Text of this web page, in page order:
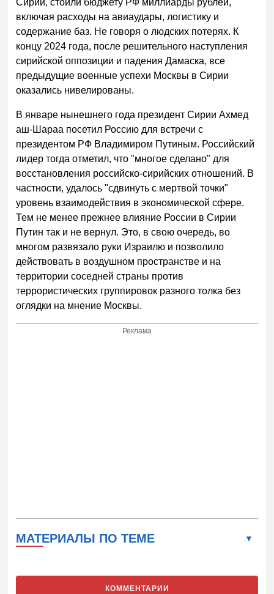
Сирии, стоили бюджету РФ миллиарды рублей,
включая расходы на авиаудары, логистику и
содержание баз. Не говоря о людских потерях. К
концу 2024 года, после решительного наступления
сирийской оппозиции и падения Дамаска, все
предыдущие военные успехи Москвы в Сирии
оказались нивелированы.
В январе нынешнего года президент Сирии Ахмед
аш-Шараа посетил Россию для встречи с
президентом РФ Владимиром Путиным. Российский
лидер тогда отметил, что "многое сделано" для
восстановления российско-сирийских отношений. В
частности, удалось "сдвинуть с мертвой точки"
уровень взаимодействия в экономической сфере.
Тем не менее прежнее влияние России в Сирии
Путин так и не вернул. Это, в свою очередь, во
многом развязало руки Израилю и позволило
действовать в воздушном пространстве и на
территории соседней страны против
террористических группировок разного толка без
оглядки на мнение Москвы.
Реклама
МАТЕРИАЛЫ ПО ТЕМЕ
КОММЕНТАРИИ